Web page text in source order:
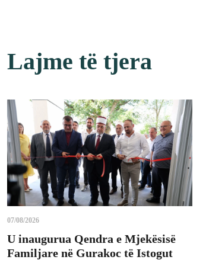
Lajme të tjera
07/08/2026
U inaugurua Qendra e Mjekësisë
Familjare në Gurakoc të Istogut